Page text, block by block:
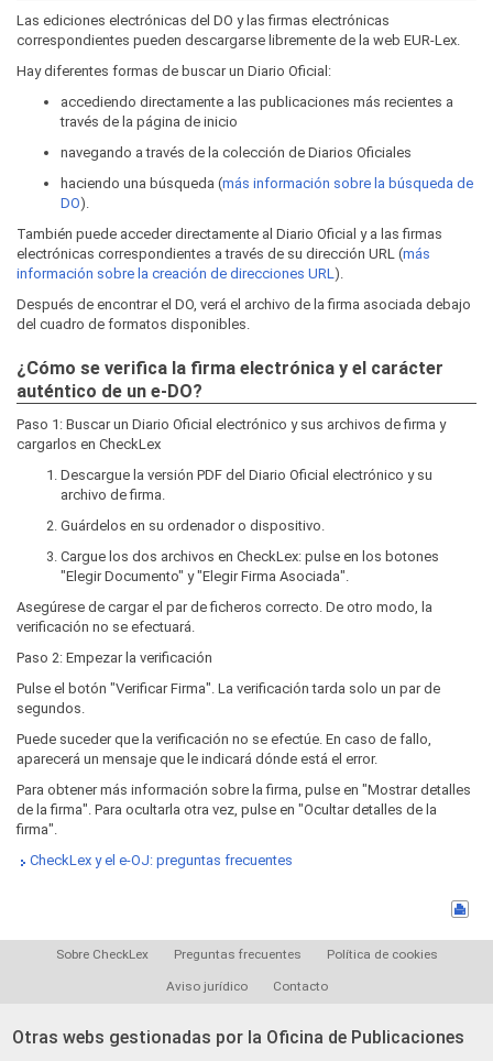
Las ediciones electrónicas del DO y las firmas electrónicas
correspondientes pueden descargarse libremente de la web EUR‑Lex.
Hay diferentes formas de buscar un Diario Oficial:
accediendo directamente a las publicaciones más recientes a
través de la página de inicio
navegando a través de la colección de Diarios Oficiales
haciendo una búsqueda (más información sobre la búsqueda de
DO).
También puede acceder directamente al Diario Oficial y a las firmas
electrónicas correspondientes a través de su dirección URL (más
información sobre la creación de direcciones URL).
Después de encontrar el DO, verá el archivo de la firma asociada debajo
del cuadro de formatos disponibles.
¿Cómo se verifica la firma electrónica y el carácter
auténtico de un e-DO?
Paso 1: Buscar un Diario Oficial electrónico y sus archivos de firma y
cargarlos en CheckLex
Descargue la versión PDF del Diario Oficial electrónico y su
archivo de firma.
Guárdelos en su ordenador o dispositivo.
Cargue los dos archivos en CheckLex: pulse en los botones
"Elegir Documento" y "Elegir Firma Asociada".
Asegúrese de cargar el par de ficheros correcto. De otro modo, la
verificación no se efectuará.
Paso 2: Empezar la verificación
Pulse el botón "Verificar Firma". La verificación tarda solo un par de
segundos.
Puede suceder que la verificación no se efectúe. En caso de fallo,
aparecerá un mensaje que le indicará dónde está el error.
Para obtener más información sobre la firma, pulse en "Mostrar detalles
de la firma". Para ocultarla otra vez, pulse en "Ocultar detalles de la
firma".
CheckLex y el e-OJ: preguntas frecuentes
Sobre CheckLex Preguntas frecuentes Política de cookies
Aviso jurídico Contacto
Otras webs gestionadas por la Oficina de Publicaciones